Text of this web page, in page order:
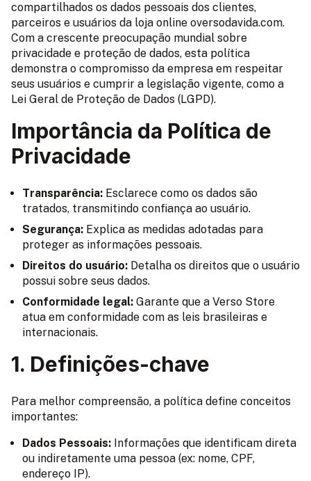
compartilhados os dados pessoais dos clientes,
parceiros e usuários da loja online oversodavida.com.
Com a crescente preocupação mundial sobre
privacidade e proteção de dados, esta política
demonstra o compromisso da empresa em respeitar
seus usuários e cumprir a legislação vigente, como a
Lei Geral de Proteção de Dados (LGPD).
Importância da Política de
Privacidade
Transparência: Esclarece como os dados são
tratados, transmitindo confiança ao usuário.
Segurança: Explica as medidas adotadas para
proteger as informações pessoais.
Direitos do usuário: Detalha os direitos que o usuário
possui sobre seus dados.
Conformidade legal: Garante que a Verso Store
atua em conformidade com as leis brasileiras e
internacionais.
1. Definições-chave
Para melhor compreensão, a política define conceitos
importantes:
Dados Pessoais: Informações que identificam direta
ou indiretamente uma pessoa (ex: nome, CPF,
endereço IP).